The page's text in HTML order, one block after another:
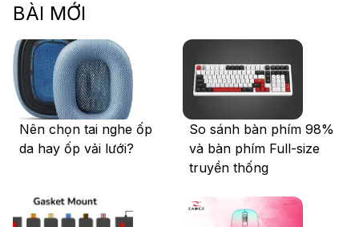
BÀI MỚI
Nên chọn tai nghe ốp
da hay ốp vải lưới?
So sánh bàn phím 98%
và bàn phím Full-size
truyền thống